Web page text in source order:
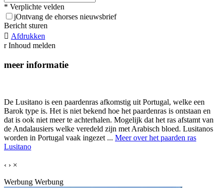
* Verplichte velden
jOntvang de ehorses nieuwsbrief
Bericht sturen
 Afdrukken
r Inhoud melden
meer informatie
De Lusitano is een paardenras afkomstig uit Portugal, welke een
Barok type is. Het is niet bekend hoe het paardenras is ontstaan en
dat is ook niet meer te achterhalen. Mogelijk dat het ras afstamt van
de Andalausiers welke veredeld zijn met Arabisch bloed. Lusitanos
worden in Portugal vaak ingezet ... Meer over het paarden ras
Lusitano
‹ › ×
Werbung Werbung